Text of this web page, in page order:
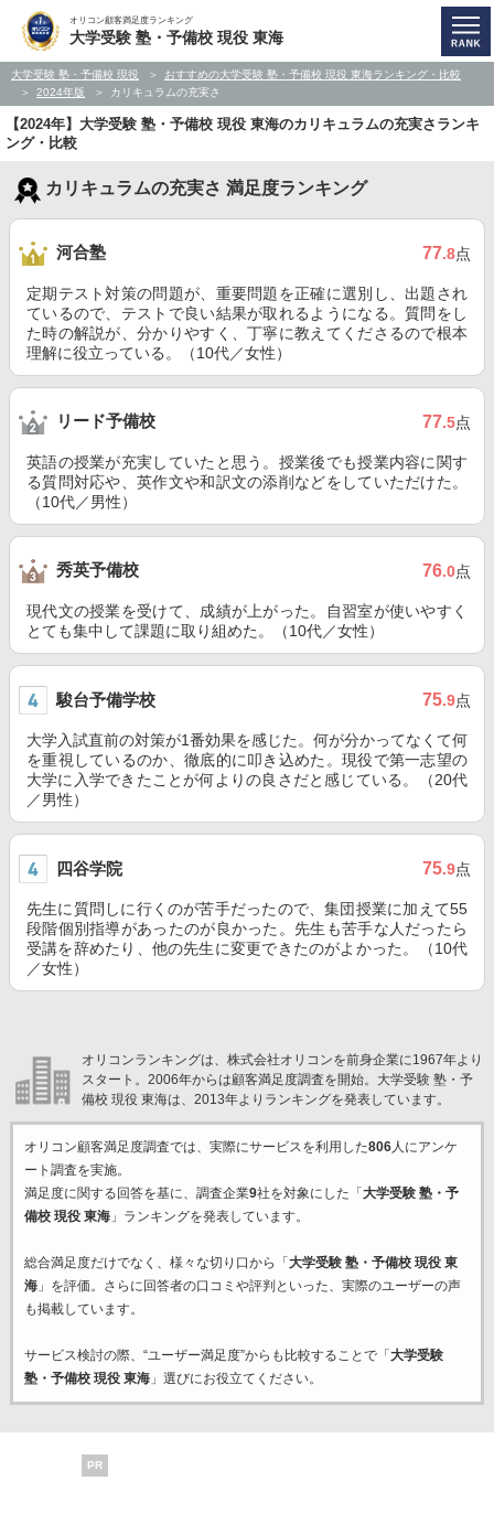
オリコン顧客満足度ランキング
大学受験 塾・予備校 現役 東海
大学受験 塾・予備校 現役
おすすめの大学受験 塾・予備校 現役 東海ランキング・比較
2024年版
カリキュラムの充実さ
【2024年】大学受験 塾・予備校 現役 東海のカリキュラムの充実さランキ
ング・比較
カリキュラムの充実さ 満足度ランキング
河合塾 77.8点
定期テスト対策の問題が、重要問題を正確に選別し、出題され
ているので、テストで良い結果が取れるようになる。質問をし
た時の解説が、分かりやすく、丁寧に教えてくださるので根本
理解に役立っている。（10代／女性）
リード予備校 77.5点
英語の授業が充実していたと思う。授業後でも授業内容に関す
る質問対応や、英作文や和訳文の添削などをしていただけた。
（10代／男性）
秀英予備校 76.0点
現代文の授業を受けて、成績が上がった。自習室が使いやすく
とても集中して課題に取り組めた。（10代／女性）
駿台予備学校 75.9点
大学入試直前の対策が1番効果を感じた。何が分かってなくて何
を重視しているのか、徹底的に叩き込めた。現役で第一志望の
大学に入学できたことが何よりの良さだと感じている。（20代
／男性）
四谷学院 75.9点
先生に質問しに行くのが苦手だったので、集団授業に加えて55
段階個別指導があったのが良かった。先生も苦手な人だったら
受講を辞めたり、他の先生に変更できたのがよかった。（10代
／女性）
オリコンランキングは、株式会社オリコンを前身企業に1967年より
スタート。2006年からは顧客満足度調査を開始。大学受験 塾・予
備校 現役 東海は、2013年よりランキングを発表しています。
オリコン顧客満足度調査では、実際にサービスを利用した806人にアンケ
ート調査を実施。
満足度に関する回答を基に、調査企業9社を対象にした「 大学受験 塾・予
備校 現役 東海」ランキングを発表しています。
総合満足度だけでなく、様々な切り口から「 大学受験 塾・予備校 現役 東
海」を評価。さらに回答者の口コミや評判といった、実際のユーザーの声
も掲載しています。
サービス検討の際、“ユーザー満足度”からも比較することで「 大学受験
塾・予備校 現役 東海」選びにお役立てください。
PR